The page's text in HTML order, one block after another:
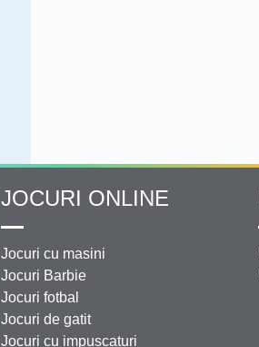
JOCURI ONLINE
Jocuri cu masini
Jocuri Barbie
Jocuri fotbal
Jocuri de gatit
Jocuri cu impuscaturi